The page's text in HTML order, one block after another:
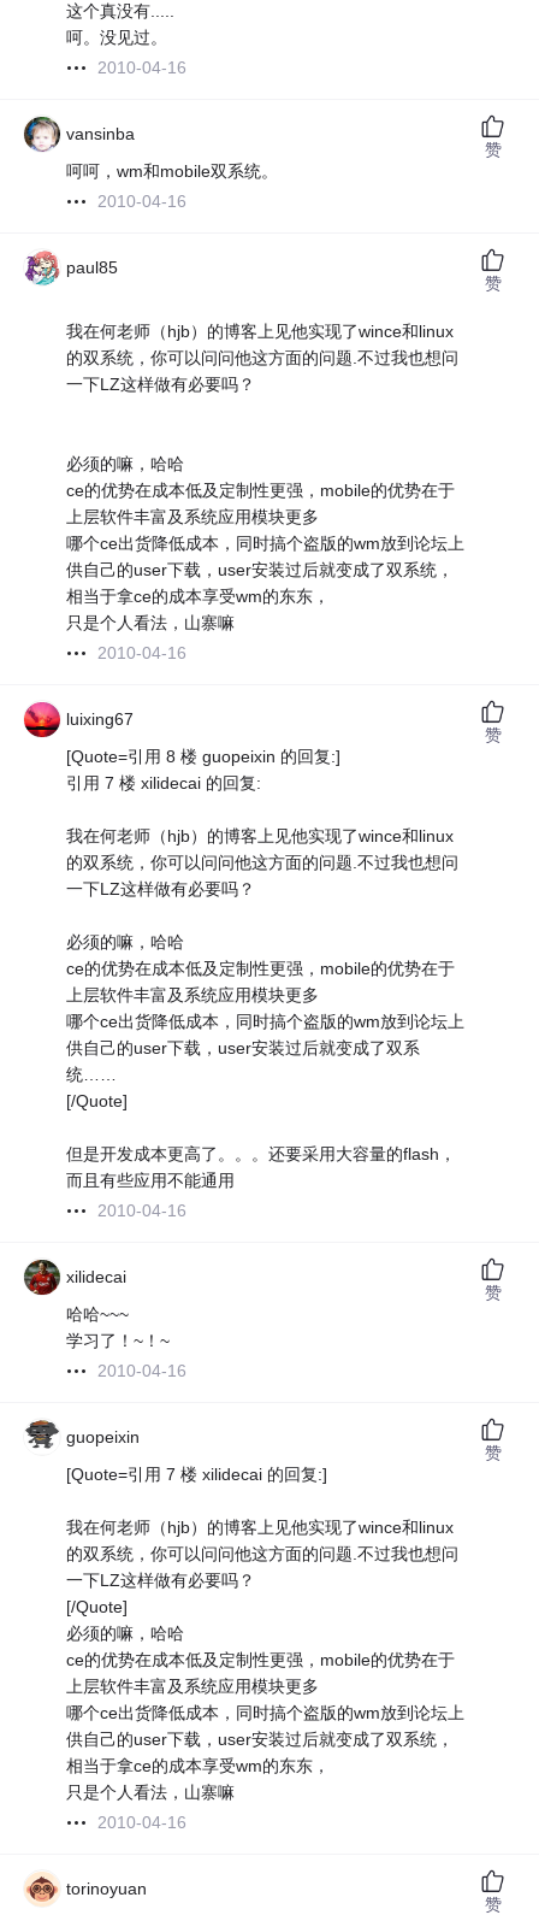
这个真没有.....
呵。没见过。
2010-04-16
vansinba
呵呵，wm和mobile双系统。
2010-04-16
赞
paul85
我在何老师（hjb）的博客上见他实现了wince和linux
的双系统，你可以问问他这方面的问题.不过我也想问
一下LZ这样做有必要吗？
必须的嘛，哈哈
ce的优势在成本低及定制性更强，mobile的优势在于
上层软件丰富及系统应用模块更多
哪个ce出货降低成本，同时搞个盗版的wm放到论坛上
供自己的user下载，user安装过后就变成了双系统，
相当于拿ce的成本享受wm的东东，
只是个人看法，山寨嘛
2010-04-16
赞
luixing67
[Quote=引用 8 楼 guopeixin 的回复:]
引用 7 楼 xilidecai 的回复:
我在何老师（hjb）的博客上见他实现了wince和linux
的双系统，你可以问问他这方面的问题.不过我也想问
一下LZ这样做有必要吗？
必须的嘛，哈哈
ce的优势在成本低及定制性更强，mobile的优势在于
上层软件丰富及系统应用模块更多
哪个ce出货降低成本，同时搞个盗版的wm放到论坛上
供自己的user下载，user安装过后就变成了双系
统……
[/Quote]
但是开发成本更高了。。。还要采用大容量的flash，
而且有些应用不能通用
2010-04-16
赞
xilidecai
哈哈~~~
学习了！~！~
2010-04-16
赞
guopeixin
[Quote=引用 7 楼 xilidecai 的回复:]
我在何老师（hjb）的博客上见他实现了wince和linux
的双系统，你可以问问他这方面的问题.不过我也想问
一下LZ这样做有必要吗？
[/Quote]
必须的嘛，哈哈
ce的优势在成本低及定制性更强，mobile的优势在于
上层软件丰富及系统应用模块更多
哪个ce出货降低成本，同时搞个盗版的wm放到论坛上
供自己的user下载，user安装过后就变成了双系统，
相当于拿ce的成本享受wm的东东，
只是个人看法，山寨嘛
2010-04-16
赞
torinoyuan
赞